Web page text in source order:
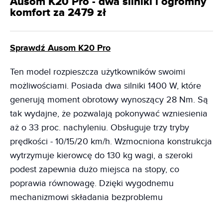
komfort za 2479 zł
Sprawdź Ausom K20 Pro
Ten model rozpieszcza użytkowników swoimi
możliwościami. Posiada dwa silniki 1400 W, które
generują moment obrotowy wynoszący 28 Nm. Są
tak wydajne, że pozwalają pokonywać wzniesienia
aż o 33 proc. nachyleniu. Obsługuje trzy tryby
prędkości - 10/15/20 km/h. Wzmocniona konstrukcja
wytrzymuje kierowcę do 130 kg wagi, a szeroki
podest zapewnia dużo miejsca na stopy, co
poprawia równowagę. Dzięki wygodnemu
mechanizmowi składania bezproblemu